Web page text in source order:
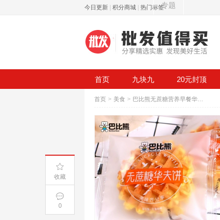
今日更新 积分商城 热门标签
首页 九块九 20元封顶
首页 > 美食 > 巴比熊无蔗糖营养早餐华夫饼
收藏
0
专题